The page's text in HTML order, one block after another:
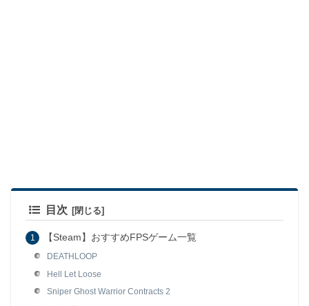
目次
【Steam】おすすめFPSゲーム一覧
DEATHLOOP
Hell Let Loose
Sniper Ghost Warrior Contracts 2